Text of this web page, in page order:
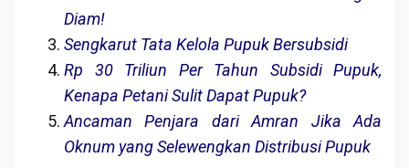
Diam!
Sengkarut Tata Kelola Pupuk Bersubsidi
Rp 30 Triliun Per Tahun Subsidi Pupuk,
Kenapa Petani Sulit Dapat Pupuk?
Ancaman Penjara dari Amran Jika Ada
Oknum yang Selewengkan Distribusi Pupuk